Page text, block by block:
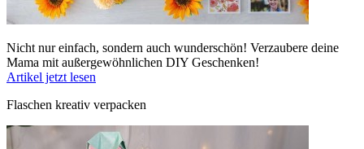
Nicht nur einfach, sondern auch wunderschön! Verzaubere deine
Mama mit außergewöhnlichen DIY Geschenken!
Artikel jetzt lesen
Flaschen kreativ verpacken